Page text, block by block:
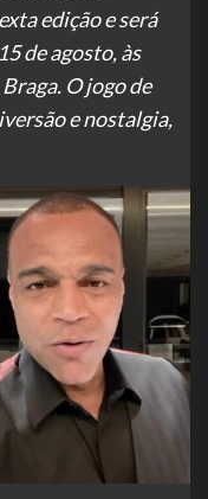
edição e será
de agosto, às
O jogo de
e nostalgia,